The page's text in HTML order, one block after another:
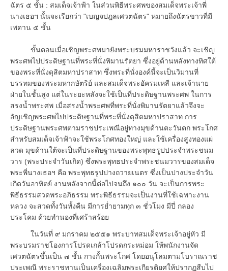
ฉัตร ๕ ชั้น : สมเด็จเจ้าฟ้า ในส่วนพิธีพระศพของสมเด็จพระเจ้าพี่
นางเธอฯ นั้นจะเรียกว่า "เบญจปฎลเศวตฉัตร" หมายถึงฉัตรขาวที่มี
เพดาน ๕ ชั้น
ขั้นตอนเมื่อเชิญพระศพมายังพระบรมมหาราชวังแล้ว จะเชิญ
พระศพไปประดิษฐานที่พระที่นั่งพิมานรัตยา ซึ่งอยู่ด้านหลังทางทิศใต้
ของพระที่นั่งดุสิตมหาปราสาท ซึ่งพระที่นั่งองค์นี้จะเป็นวิมานที่
บรรทมของพระมหากษัตริย์ และสมเด็จพระอัครมเหสี และเจ้านาย
ฝ่ายในชั้นสูง แต่ในระยะหลังจะใช้เป็นที่ประดิษฐานพระศพ ในการ
สรงน้ำพระศพ เมื่อสรงน้ำพระศพที่พระที่นั่งพิมานรัตยาแล้วจึงจะ
อัญเชิญพระศพไปประดิษฐานที่พระที่นั่งดุสิตมหาปราสาท การ
ประดิษฐานพระศพตามราชประเพณีอยู่ทางมุขด้านตะวันตก พระโกศ
สำหรับสมเด็จเจ้าฟ้าจะใช้พระโกศทองใหญ่ และใช้เครื่องสูงทองแผ่
ลวด มุขด้านใต้จะเป็นที่ประดิษฐานของพระพุทธรูปประจำพระชนม
วาร (พระประจำวันเกิด) ซึ่งพระพุทธประจำพระชนมวารของสมเด็จ
พระพี่นางเธอฯ คือ พระพุทธรูปปางถวายเนตร ซึ่งเป็นปางประจำวัน
เกิดวันอาทิตย์ งานหลังจากนี้ต่อไปจนถึง ๑๐๐ วัน จะเป็นการพระ
พิธีธรรมสวดพระอภิธรรม พระพิธีธรรมจะเป็นงานที่ใช้เฉพาะงาน
หลวง จะสวดทั้งวันทั้งคืน มีการย่ำยามทุก ๓ ชั่วโมง มีปี่ กลอง
ประโคม ด้วยทำนองที่เศร้าสร้อย
ในวันที่ ๙ มกราคม ๒๕๕๑ พระบาทสมเด็จพระเจ้าอยู่หัว มี
พระบรมราชโองการโปรดเกล้าโปรดกระหม่อม ให้พนักงานจัด
เศวตฉัตรขึ้นเป็น ๗ ชั้น กางกั้นพระโกศ โดยอนุโลมตามโบราณราช
ประเพณี พระราชทานเป็นเครื่องเฉลิมพระเกียรติยศให้ปรากฏสืบไป